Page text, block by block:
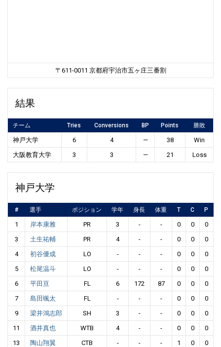
〒611-0011 京都府宇治市五ヶ庄三番割
結果
チーム Tries Conversions BP Points 勝敗
神戸大学 6 4 — 38
Win
大阪教育大学
3 3 — 21 Loss
神戸大学
# 選手 ポジション 学年 身長 体重 T C P
1 岸本康雅 PR 3 - - 0 0 0
3
土生祐輔 PR 4 - - 0 0 0
4
初谷優成 LO - - - 0 0 0
5
松尾温斗 LO - - - 0 0 0
6
平田亘 FL 6 172 87 0 0 0
7
島田颯太 FL - - - 0 0 0
9
梁井鴻志郎 SH 3 - - 0 0 0
11
酒井真也 WTB 4 - - 0 0 0
13
陶山翔翼 CTB - - - 1 0 0